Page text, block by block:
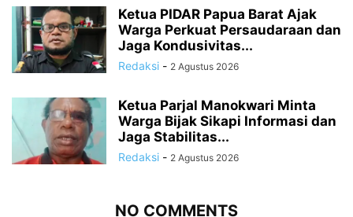
Ketua PIDAR Papua Barat Ajak
Warga Perkuat Persaudaraan dan
Jaga Kondusivitas...
Redaksi - 2 Agustus 2026
Ketua Parjal Manokwari Minta
Warga Bijak Sikapi Informasi dan
Jaga Stabilitas...
Redaksi - 2 Agustus 2026
NO COMMENTS